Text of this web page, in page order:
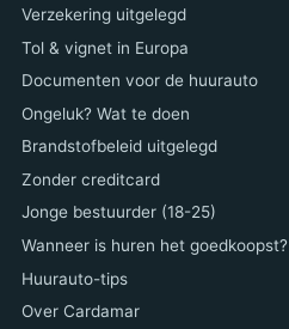
Verzekering uitgelegd
Tol & vignet in Europa
Documenten voor de huurauto
Ongeluk? Wat te doen
Brandstofbeleid uitgelegd
Zonder creditcard
Jonge bestuurder (18-25)
Wanneer is huren het goedkoopst?
Huurauto-tips
Over Cardamar